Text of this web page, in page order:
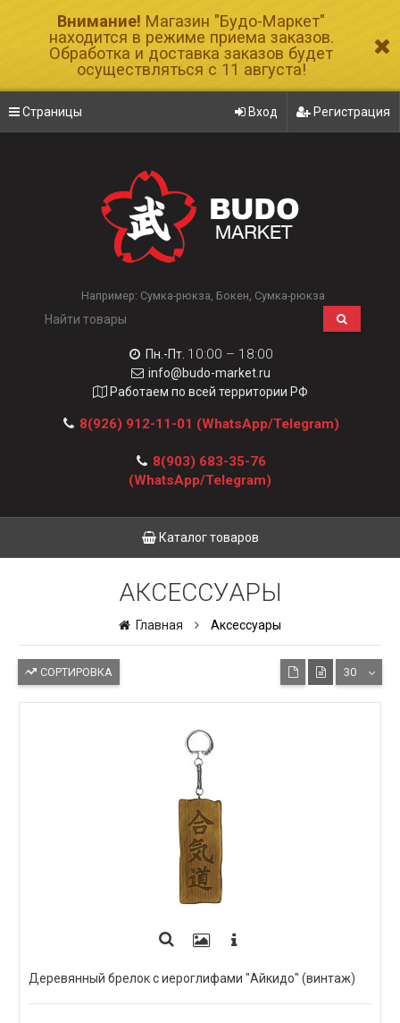
Внимание! Магазин "Будо-Маркет"
находится в режиме приема заказов.
Обработка и доставка заказов будет
осуществляться с 11 августа!
Страницы Вход Регистрация
Например: Сумка-рюкза Бокен Сумка-рюкза
Пн.-Пт. 10:00 – 18:00
info@budo-market.ru
Работаем по всей территории РФ
8(926) 912-11-01 (WhatsApp/Telegram)
8(903) 683-35-76
(WhatsApp/Telegram)
Каталог товаров
АКСЕССУАРЫ
Главная Аксессуары
СОРТИРОВКА 30
Деревянный брелок с иероглифами "Айкидо" (винтаж)